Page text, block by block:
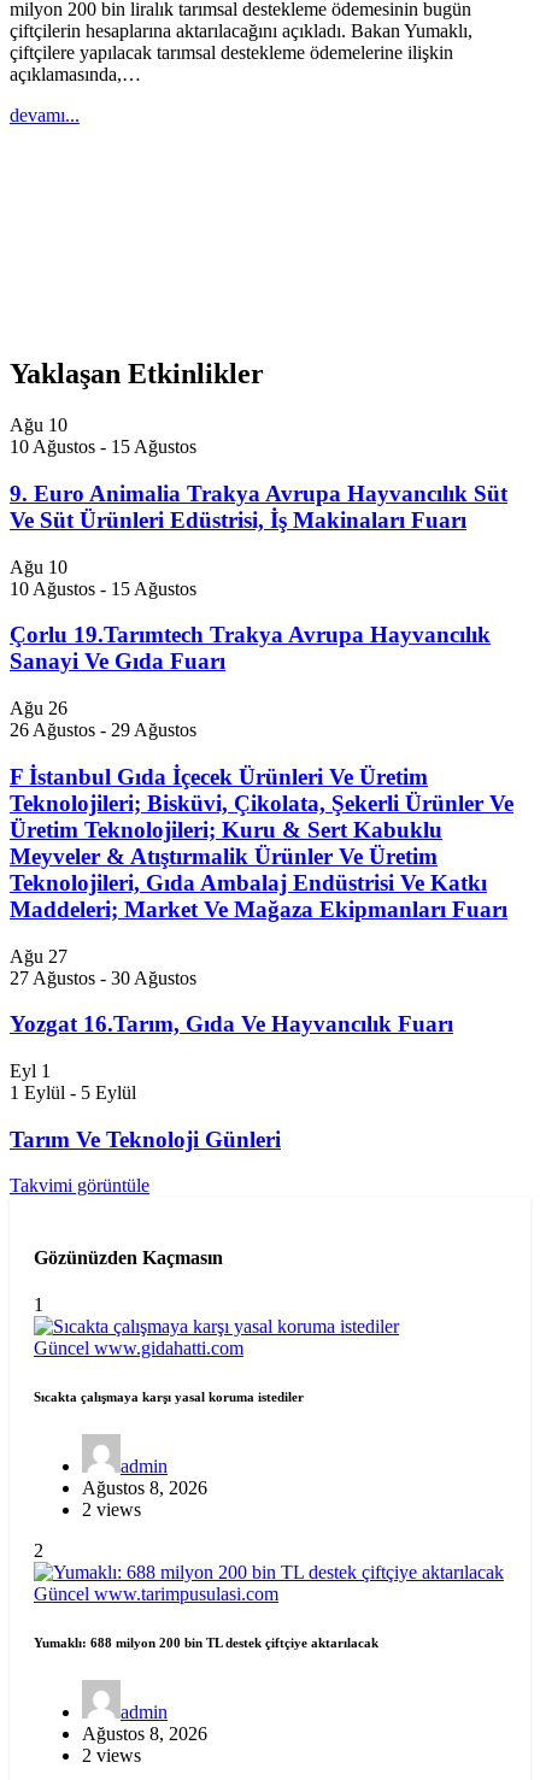
milyon 200 bin liralık tarımsal destekleme ödemesinin bugün
çiftçilerin hesaplarına aktarılacağını açıkladı. Bakan Yumaklı,
çiftçilere yapılacak tarımsal destekleme ödemelerine ilişkin
açıklamasında,…
devamı...
Yaklaşan Etkinlikler
Ağu 10
10 Ağustos - 15 Ağustos
9. Euro Animalia Trakya Avrupa Hayvancılık Süt
Ve Süt Ürünleri Edüstrisi, İş Makinaları Fuarı
Ağu 10
10 Ağustos - 15 Ağustos
Çorlu 19.Tarımtech Trakya Avrupa Hayvancılık
Sanayi Ve Gıda Fuarı
Ağu 26
26 Ağustos - 29 Ağustos
F İstanbul Gıda İçecek Ürünleri Ve Üretim
Teknolojileri; Bisküvi, Çikolata, Şekerli Ürünler Ve
Üretim Teknolojileri; Kuru & Sert Kabuklu
Meyveler & Atıştırmalik Ürünler Ve Üretim
Teknolojileri, Gıda Ambalaj Endüstrisi Ve Katkı
Maddeleri; Market Ve Mağaza Ekipmanları Fuarı
Ağu 27
27 Ağustos - 30 Ağustos
Yozgat 16.Tarım, Gıda Ve Hayvancılık Fuarı
Eyl 1
1 Eylül - 5 Eylül
Tarım Ve Teknoloji Günleri
Takvimi görüntüle
Gözünüzden Kaçmasın
1
Güncel www.gidahatti.com
Sıcakta çalışmaya karşı yasal koruma istediler
admin
Ağustos 8, 2026
2 views
2
Güncel www.tarimpusulasi.com
Yumaklı: 688 milyon 200 bin TL destek çiftçiye aktarılacak
admin
Ağustos 8, 2026
2 views